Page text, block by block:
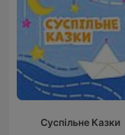
Суспільне Казки